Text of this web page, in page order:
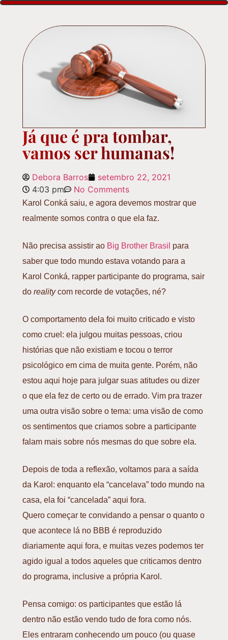
Já que é pra tombar,
vamos ser humanas!
Debora Barros
setembro 22, 2021
4:03 pm
No Comments
Karol Conká saiu, e agora devemos mostrar que
realmente somos contra o que ela faz.
Não precisa assistir ao Big Brother Brasil para
saber que todo mundo estava votando para a
Karol Conká, rapper participante do programa, sair
do realitycom recorde de votações, né?
O comportamento dela foi muito criticado e visto
como cruel : ela julgou muitas pessoas, criou
histórias que não existiam e tocou o terror
psicológico em cima de muita gente. Porém, não
estou aqui hoje para julgar suas atitudes ou dizer
o que ela fez de certo ou de errado. Vim pra trazer
uma outra visão sobre o tema: uma visão de como
os sentimentos que criamos sobre a participante
falam mais sobre nós mesmas do que sobre ela.
Depois de toda a reflexão, voltamos para a saída
da Karol: enquanto ela “cancelava” todo mundo na
casa, ela foi “cancelada” aqui fora.
Quero começar te convidando a pensar o quanto o
que acontece lá no BBB é reproduzido
diariamente aqui fora, e muitas vezes podemos ter
agido igual a todos aqueles que criticamos dentro
do programa, inclusive a própria Karol .
Pensa comigo: os participantes que estão lá
dentro não estão vendo tudo de fora como nós.
Eles entraram conhecendo um pouco (ou quase